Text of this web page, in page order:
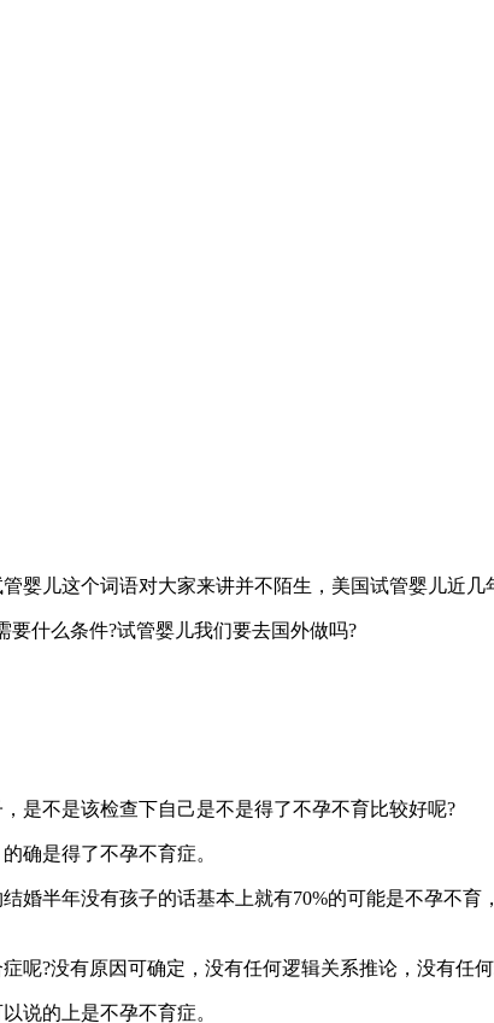
婴儿这个词语对大家来讲并不陌生，美国试管婴儿近几
什么条件?试管婴儿我们要去国外做吗?
是不是该检查下自己是不是得了不孕不育比较好呢?
确是得了不孕不育症。
半年没有孩子的话基本上就有70%的可能是不孕不育
?没有原因可确定，没有任何逻辑关系推论，没有任
说的上是不孕不育症。